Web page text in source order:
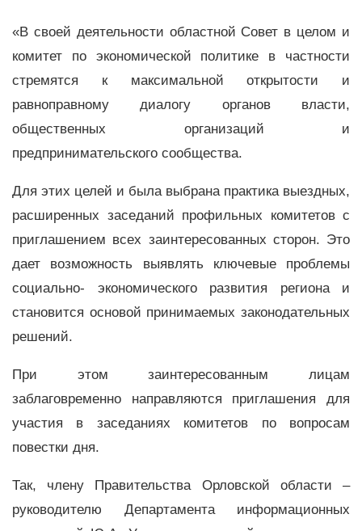
«В своей деятельности областной Совет в целом и
комитет по экономической политике в частности
стремятся к максимальной открытости и
равноправному диалогу органов власти,
общественных организаций и
предпринимательского сообщества.
Для этих целей и была выбрана практика выездных,
расширенных заседаний профильных комитетов с
приглашением всех заинтересованных сторон. Это
дает возможность выявлять ключевые проблемы
социально- экономического развития региона и
становится основой принимаемых законодательных
решений.
При этом заинтересованным лицам
заблаговременно направляются приглашения для
участия в заседаниях комитетов по вопросам
повестки дня.
Так, члену Правительства Орловской области –
руководителю Департамента информационных